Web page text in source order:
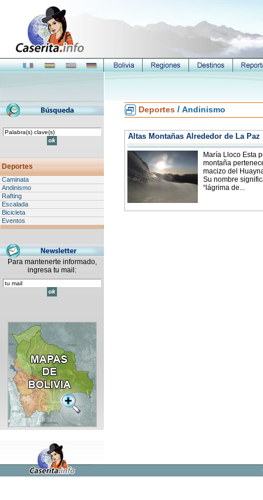
Deportes
Caminata
Andinismo
Rafting
Escalada
Bicicleta
Eventos
Para mantenerte informado,
ingresa tu mail:
Deportes / Andinismo
Altas Montañas Alrededor de La Paz
María Lloco Esta
montaña
macizo del
Su nombre
“lágrima de...